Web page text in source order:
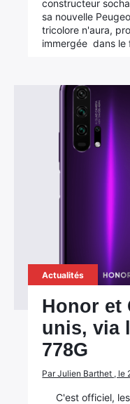
constructeur
sa nouvelle
tricolore n'aura,
immergée dans le
Actualités
Honor et
unis, via
778G
Par Julien Barthet , le
C'est officiel,